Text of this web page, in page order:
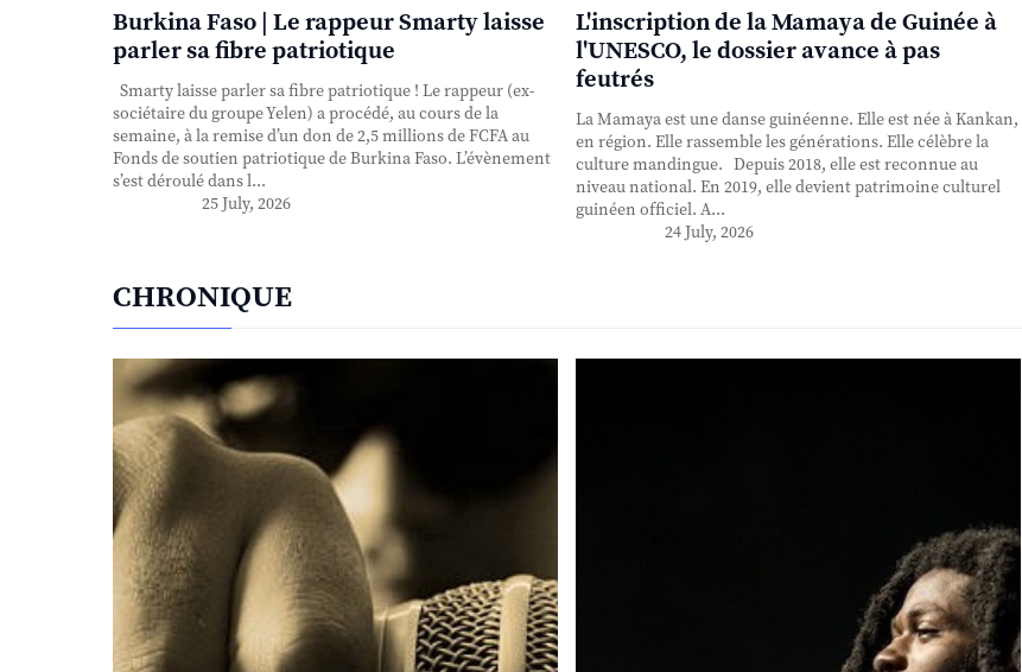
Burkina Faso | Le rappeur Smarty laisse
parler sa fibre patriotique
Smarty laisse parler sa fibre patriotique ! Le rappeur (ex-
sociétaire du groupe Yelen) a procédé, au cours de la
semaine, à la remise d’un don de 2,5 millions de FCFA au
Fonds de soutien patriotique de Burkina Faso. L’évènement
s’est déroulé dans l...
25 July, 2026
L'inscription de la Mamaya de Guinée à
l'UNESCO, le dossier avance à pas
feutrés
La Mamaya est une danse guinéenne. Elle est née à Kankan,
en région. Elle rassemble les générations. Elle célèbre la
culture mandingue. Depuis 2018, elle est reconnue au
niveau national. En 2019, elle devient patrimoine culturel
guinéen officiel. A...
24 July, 2026
CHRONIQUE